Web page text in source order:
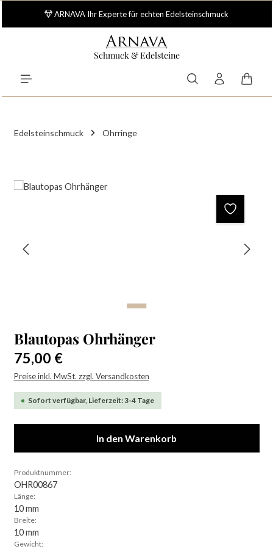
Zum Hauptinhalt springen
ARNAVA Ihr Experte für echten Edelsteinschmuck
Schmuck & Edelsteine
Edelsteinschmuck Ohrringe
Bildergalerie überspringen
Blautopas Ohrhänger
Regulärer Preis:
75,00 €
Preise inkl. MwSt. zzgl. Versandkosten
Sofort verfügbar, Lieferzeit: 3-4 Tage
In den Warenkorb
Produktnummer:
OHR00867
Länge:
10 mm
Breite:
10 mm
Gewicht: